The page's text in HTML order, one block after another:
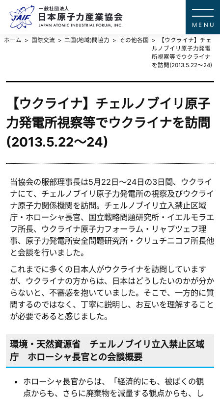
ホーム 国際交流 二国(地域)間協力 その他各国
【ウクライナ】チェ
ルノブイリ原子力発電
所視察等でウクライナ
を訪問(2013.5.22～24)
【ウクライナ】チェルノブイリ原子
力発電所視察等でウクライナを訪問
(2013.5.22～24)
当協会の服部理事長は5月22日～24日の3日間、ウクライ
ナにて、チェルノブイリ原子力発電所の視察及びウクライ
ナ原子力関係機関を訪問。チェルノブイリ立入禁止区域
庁・ホローシャ長官、国立戦略問題研究所・イエルモラエ
フ所長、ウクライナ原子力フォーラム・リャブツェフ理
事、原子力発電所安全問題研究所・クリュチニコフ所長他
と会談を行いました。
これまでに多くの日本人がウクライナを訪問しています
が、ウクライナの方からは、日本はどうしたいのかが分か
らないと、不審感を抱いていました。そこで、一方的に質
問するのではなく、丁寧に説明し、お互いを理解すること
が必要であると感じました。
環境・天然資源省 チェルノブイリ立入禁止区域
庁 ホローシャ長官との会談概要
ホローシャ長官からは、「経済的にも、被ばくの観
点からも、さらに廃棄物を減量する観点からも、し